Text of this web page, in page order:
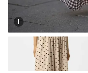
Rady a tipy